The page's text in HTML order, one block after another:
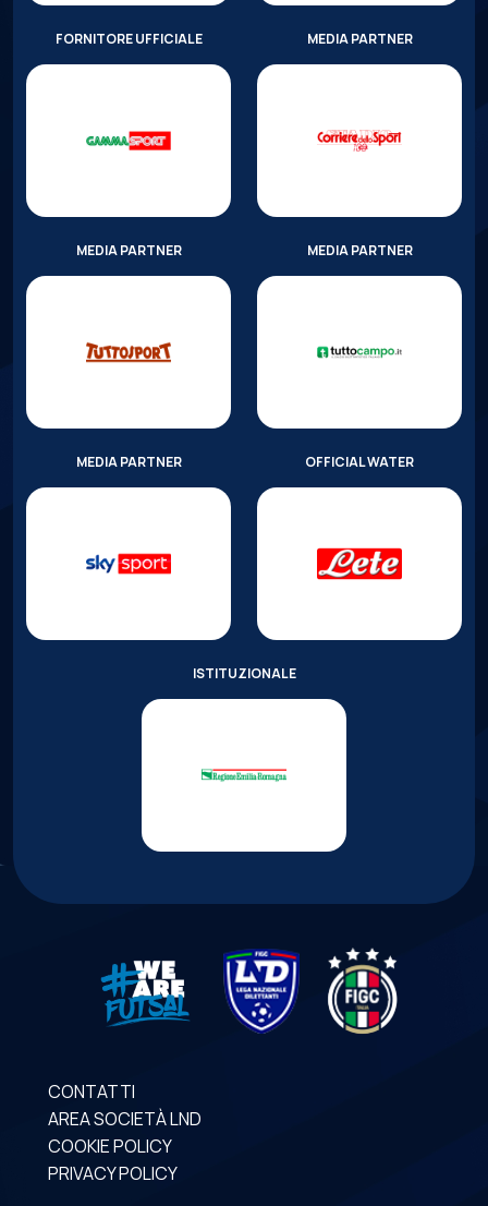
FORNITORE UFFICIALE MEDIA PARTNER
MEDIA PARTNER MEDIA PARTNER
MEDIA PARTNER OFFICIAL WATER
ISTITUZIONALE
CONTATTI
AREA SOCIETÀ LND
COOKIE POLICY
PRIVACY POLICY